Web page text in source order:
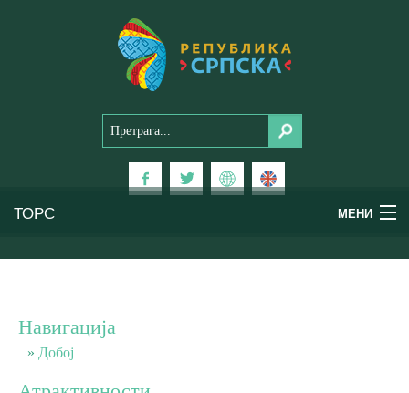
ТОРС МЕНИ
Планински туризам
Навигација
Добој